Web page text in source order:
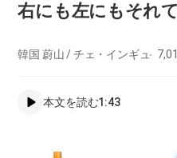
右にも左にもそれ
韓国 蔚山 / チェ・インギュ
本文を読む1:43